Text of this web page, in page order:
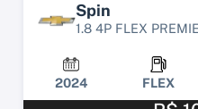
Spin
1.8 4P FLEX
2024 FLEX